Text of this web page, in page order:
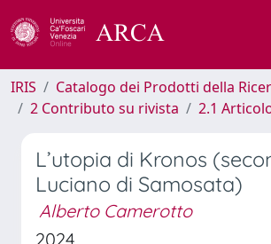
IRIS
Catalogo dei Prodotti della
2 Contributo su rivista
2.1
L’utopia di Kronos
Luciano di Samosata)
Alberto Camerotto
2024